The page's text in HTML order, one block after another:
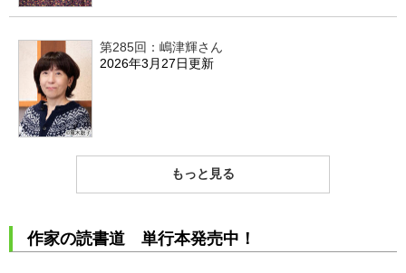
第285回：嶋津輝さん
2026年3月27日更新
もっと見る
作家の読書道 単行本発売中！